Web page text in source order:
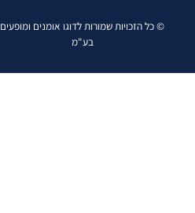
© כל הזכויות שמורות לדוגו אומנים ומופעים
בע"מ